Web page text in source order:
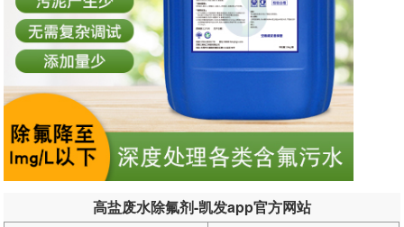
高盐废水除氟剂-凯发app官方网站